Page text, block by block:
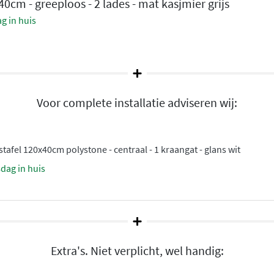
lade beschikt over
- greeploos - 2 lades - mat kasjmier grijs
in huis
Voor complete installatie adviseren wij:
120x40cm polystone - centraal - 1 kraangat - glans wit
in huis
Extra's. Niet verplicht, wel handig: